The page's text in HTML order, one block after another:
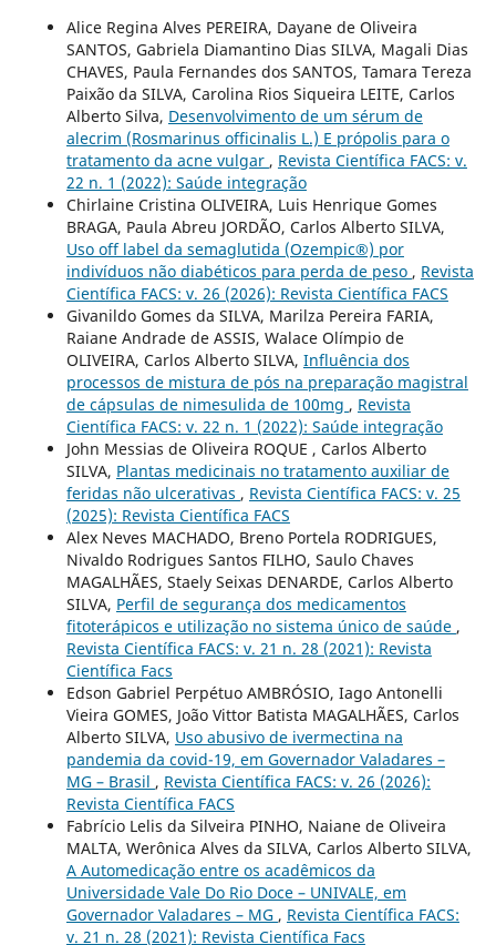
Alice Regina Alves PEREIRA, Dayane de Oliveira
SANTOS, Gabriela Diamantino Dias SILVA, Magali Dias
CHAVES, Paula Fernandes dos SANTOS, Tamara Tereza
Paixão da SILVA, Carolina Rios Siqueira LEITE, Carlos
Alberto Silva, Desenvolvimento de um sérum de
alecrim (Rosmarinus officinalis L.) E própolis para o
tratamento da acne vulgar , Revista Científica FACS: v.
22 n. 1 (2022): Saúde integração
Chirlaine Cristina OLIVEIRA, Luis Henrique Gomes
BRAGA, Paula Abreu JORDÃO, Carlos Alberto SILVA,
Uso off label da semaglutida (Ozempic®) por
indivíduos não diabéticos para perda de peso , Revista
Científica FACS: v. 26 (2026): Revista Científica FACS
Givanildo Gomes da SILVA, Marilza Pereira FARIA,
Raiane Andrade de ASSIS, Walace Olímpio de
OLIVEIRA, Carlos Alberto SILVA, Influência dos
processos de mistura de pós na preparação magistral
de cápsulas de nimesulida de 100mg , Revista
Científica FACS: v. 22 n. 1 (2022): Saúde integração
John Messias de Oliveira ROQUE , Carlos Alberto
SILVA, Plantas medicinais no tratamento auxiliar de
feridas não ulcerativas , Revista Científica FACS: v. 25
(2025): Revista Científica FACS
Alex Neves MACHADO, Breno Portela RODRIGUES,
Nivaldo Rodrigues Santos FILHO, Saulo Chaves
MAGALHÃES, Staely Seixas DENARDE, Carlos Alberto
SILVA, Perfil de segurança dos medicamentos
fitoterápicos e utilização no sistema único de saúde ,
Revista Científica FACS: v. 21 n. 28 (2021): Revista
Científica Facs
Edson Gabriel Perpétuo AMBRÓSIO, Iago Antonelli
Vieira GOMES, João Vittor Batista MAGALHÃES, Carlos
Alberto SILVA, Uso abusivo de ivermectina na
pandemia da covid-19, em Governador Valadares –
MG – Brasil , Revista Científica FACS: v. 26 (2026):
Revista Científica FACS
Fabrício Lelis da Silveira PINHO, Naiane de Oliveira
MALTA, Werônica Alves da SILVA, Carlos Alberto SILVA,
A Automedicação entre os acadêmicos da
Universidade Vale Do Rio Doce – UNIVALE, em
Governador Valadares – MG , Revista Científica FACS:
v. 21 n. 28 (2021): Revista Científica Facs